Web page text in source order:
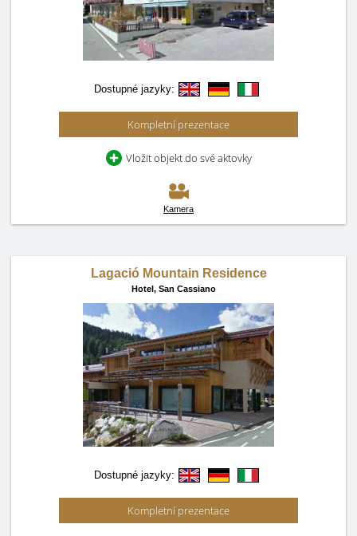
Dostupné jazyky:
Kompletní prezentace
Vložit objekt do své aktovky
Kamera
Lagació Mountain Residence
Hotel, San Cassiano
Dostupné jazyky:
Kompletní prezentace